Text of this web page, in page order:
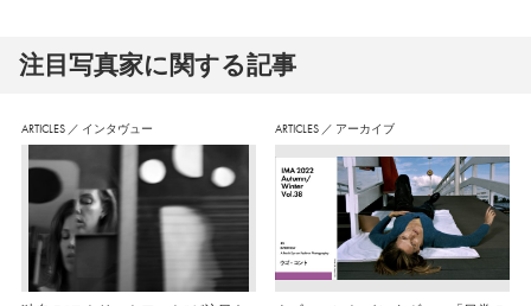
注⽬写真家に関する記事
ARTICLES ／ インタヴュー ARTICLES ／ アーカイブ